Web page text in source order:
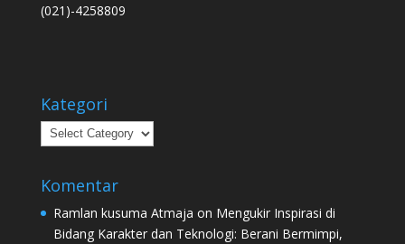
(021)-4258809
Kategori
Kategori
Komentar
Ramlan kusuma Atmaja on Mengukir Inspirasi di
Bidang Karakter dan Teknologi: Berani Bermimpi,